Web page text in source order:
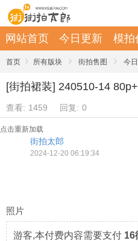
网站首页 今日更新 模拍
首页 › 所有版块 › 街拍售图 › 今
[街拍裙装] 240510-14
查看: 1459 回复: 0
点击重新加载
街拍太郎
2024-12-20 06:19:34
照片
游客,本付费内容需要支付 16